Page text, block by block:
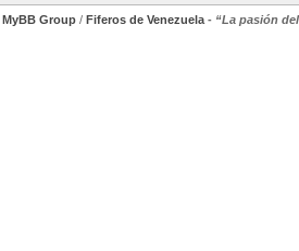
MyBB Group / Fiferos de Venezuela - “La pasión